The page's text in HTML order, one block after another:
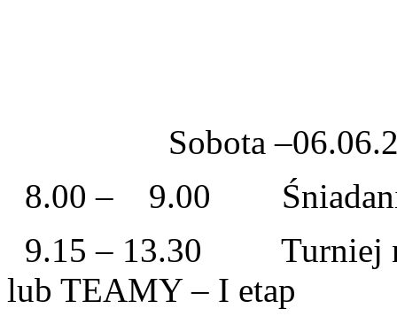
Sobota
8.00 – 9.00
9.15 – 13.30 Turniej
lub TEAMY – I etap